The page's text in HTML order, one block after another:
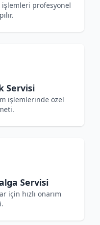
işlemleri profesyonel
Servisi
işlemlerinde özel
Servisi
için hızlı onarım